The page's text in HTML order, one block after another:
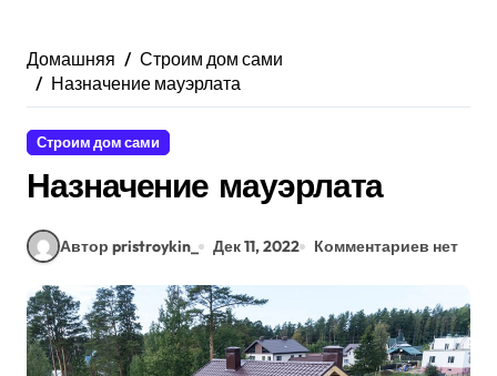
Домашняя
Строим дом сами
Назначение мауэрлата
Строим дом сами
Назначение мауэрлата
Автор pristroykin_ Дек 11, 2022 Комментариев нет